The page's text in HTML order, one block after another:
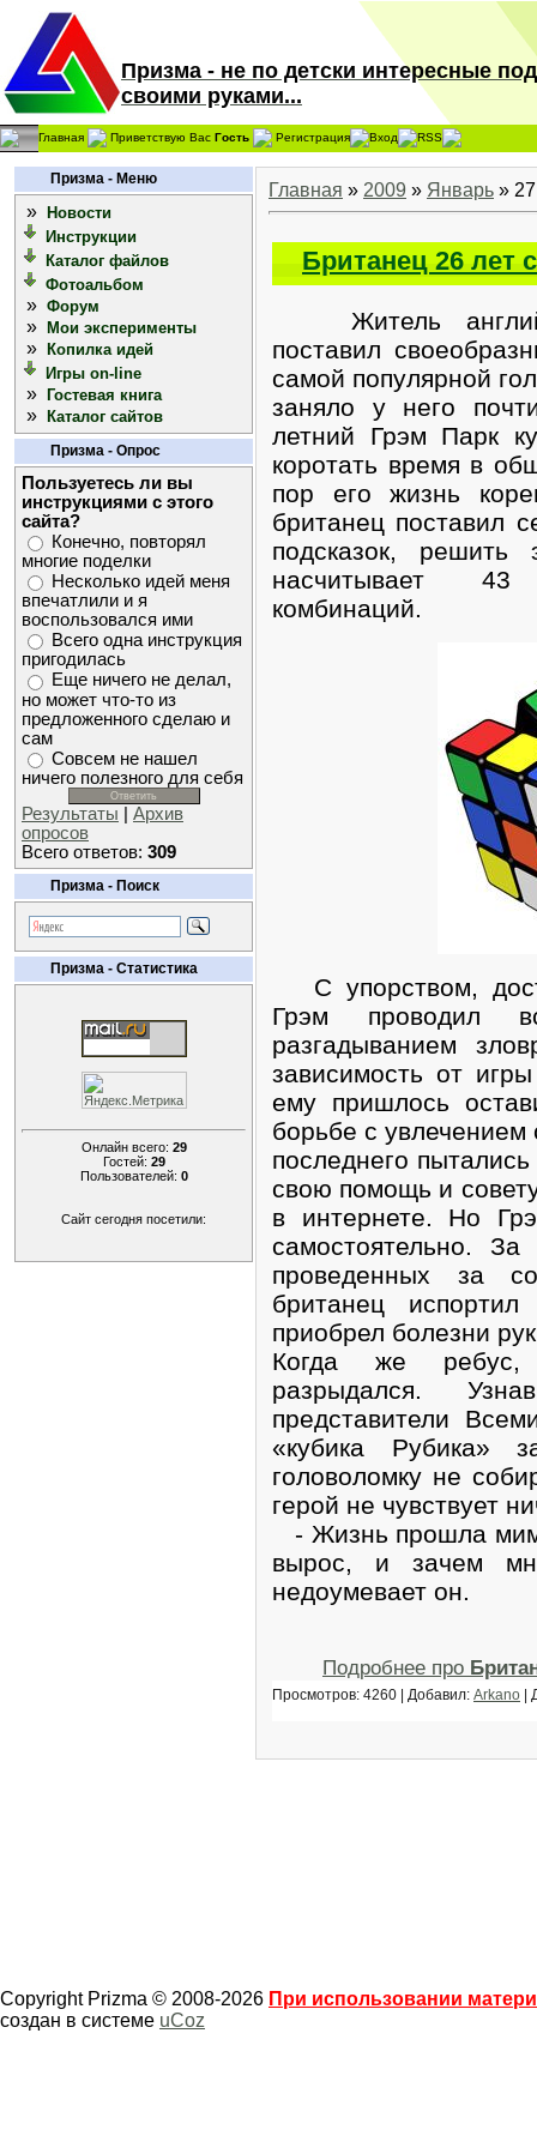
Призма - не по детски интересные
своими руками...
Главная Приветствую Вас Гость Регистрация Вход RSS
Призма - Меню
»
Новости
Инструкции
Каталог файлов
Фотоальбом
» Форум
» Мои эксперименты
»
Копилка идей
Игры on-line
» Гостевая книга
» Каталог сайтов
Призма - Опрос
Пользуетесь ли вы
инструкциями с этого
сайта?
Конечно, повторял
многие поделки
Несколько идей меня
впечатлили и я
воспользовался ими
Всего одна инструкция
пригодилась
Еще ничего не делал,
но может что-то из
предложенного сделаю и
сам
Совсем не нашел
ничего полезного для себя
Результаты
Архив
опросов
Всего ответов: 309
Призма - Поиск
Призма - Статистика
Онлайн всего: 29
Гостей: 29
Пользователей: 0
Сайт сегодня посетили:
Главная » 2009 » Январь » 27
Британец 26 лет
Житель
поставил
самой популярной
заняло у него
летний Грэм Парк
коротать время в
пор его жизнь
британец поставил
подсказок,
насчитывает 43
комбинаций.
С упорством,
Грэм проводил
разгадыванием
зависимость от
ему пришлось
борьбе с
последнего
свою помощь и
в интернете. Но
самостоятельно.
проведенных за
британец
приобрел болезни
Когда же ребус,
разрыдался.
представители
«кубика Рубика»
головоломку не
герой не чувствует
- Жизнь прошла
вырос, и зачем
недоумевает он.
Подробнее про
Просмотров: 4260 | Добавил: Arkano |
Copyright Prizma © 2008-2026 При использовании
создан в системе uCoz